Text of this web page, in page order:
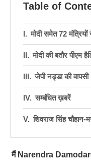
Table of
मोदी समेत 72
मोदी की बतौर पीएम
जेपी नड्डा की वापसी
सम्बंधित ख़बरें
शिवराज सिंह
मैं Narendra